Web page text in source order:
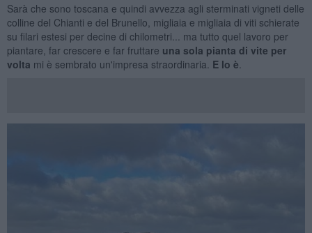
Sarà che sono toscana e quindi avvezza agli sterminati vigneti delle
colline del Chianti e del Brunello, migliaia e migliaia di viti schierate
su filari estesi per decine di chilometri... ma tutto quel lavoro per
piantare, far crescere e far fruttare una sola pianta di vite per
volta mi è sembrato un'impresa straordinaria. E lo è